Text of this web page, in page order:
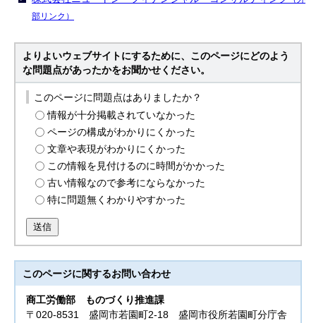
部リンク）
よりよいウェブサイトにするために、このページにどのよう
な問題点があったかをお聞かせください。
このページに問題点はありましたか？
情報が十分掲載されていなかった
ページの構成がわかりにくかった
文章や表現がわかりにくかった
この情報を見付けるのに時間がかかった
古い情報なので参考にならなかった
特に問題無くわかりやすかった
送信
このページに関するお問い合わせ
商工労働部
ものづくり推進課
〒020-8531 盛岡市若園町2-18 盛岡市役所若園町分庁舎